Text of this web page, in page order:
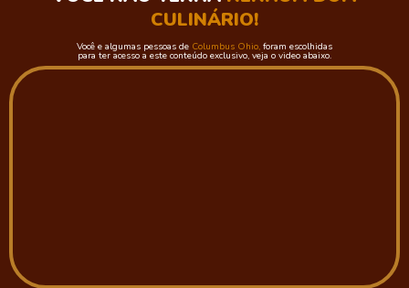
CULINÁRIO!
Você e algumas pessoas de Columbus Ohio, foram escolhidas
para ter acesso a este conteúdo exclusivo, veja o video abaixo.